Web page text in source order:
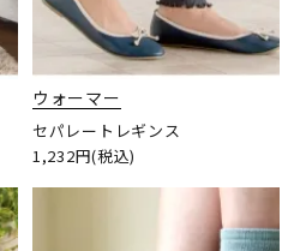
ウォーマー
セパレートレギンス
1,232円(税込)